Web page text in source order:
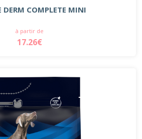
DERM COMPLETE MINI
à partir de
17.26€